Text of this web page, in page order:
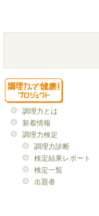
調理力とは
新着情報
調理力検定
調理力診断
検定結果レポート
検定一覧
出題者